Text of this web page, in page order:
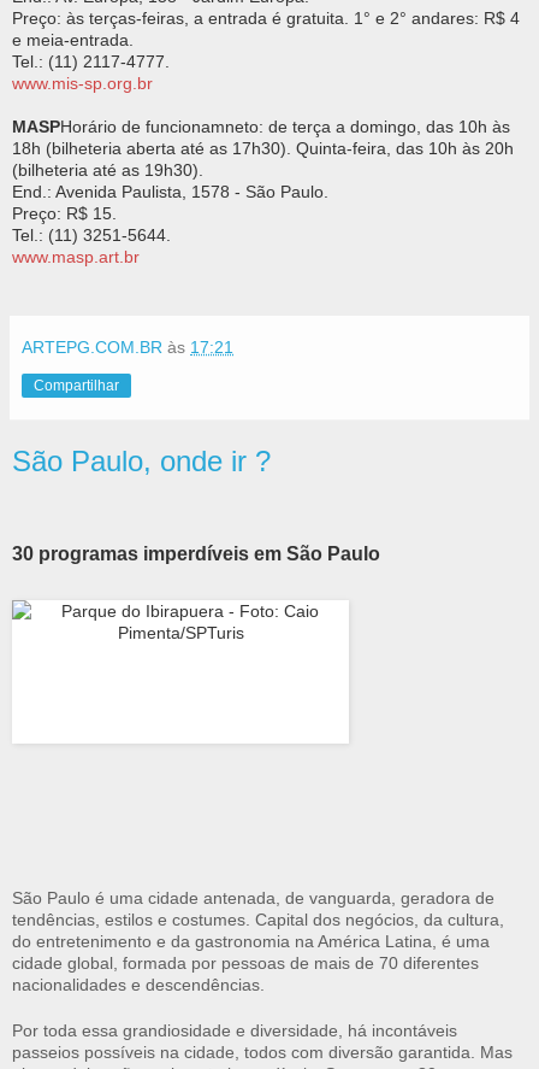
Preço: às terças-feiras, a entrada é gratuita. 1° e 2° andares: R$ 4
e meia-entrada.
Tel.: (11) 2117-4777.
www.mis-sp.org.br
MASPHorário de funcionamneto: de terça a domingo, das 10h às
18h (bilheteria aberta até as 17h30). Quinta-feira, das 10h às 20h
(bilheteria até as 19h30).
End.: Avenida Paulista, 1578 - São Paulo.
Preço: R$ 15.
Tel.: (11) 3251-5644.
www.masp.art.br
ARTEPG.COM.BR às 17:21
Compartilhar
São Paulo, onde ir ?
30 programas imperdíveis em São Paulo
São Paulo é uma cidade antenada, de vanguarda, geradora de
tendências, estilos e costumes. Capital dos negócios, da cultura,
do entretenimento e da gastronomia na América Latina, é uma
cidade global, formada por pessoas de mais de 70 diferentes
nacionalidades e descendências.
Por toda essa grandiosidade e diversidade, há incontáveis
passeios possíveis na cidade, todos com diversão garantida. Mas